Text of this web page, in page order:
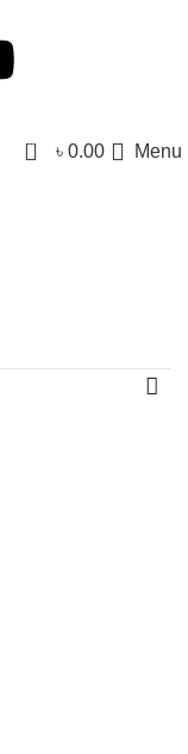
0 ৳ 0.00 Menu